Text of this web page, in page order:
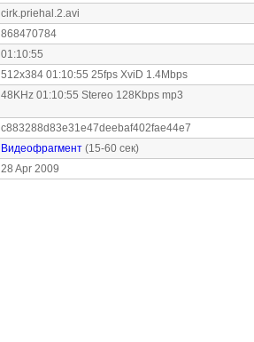
cirk.priehal.2.avi
868470784
01:10:55
512x384 01:10:55 25fps XviD 1.4Mbps
48KHz 01:10:55 Stereo 128Kbps mp3
c883288d83e31e47deebaf402fae44e7
Видеофрагмент (15-60 сек)
28 Apr 2009